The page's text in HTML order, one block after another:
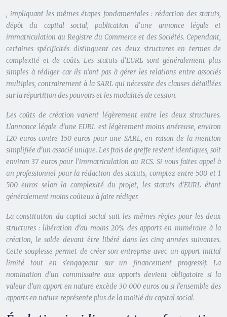
, impliquant les mêmes étapes fondamentales : rédaction des statuts,
dépôt du capital social, publication d’une annonce légale et
immatriculation au Registre du Commerce et des Sociétés. Cependant,
certaines spécificités distinguent ces deux structures en termes de
complexité et de coûts. Les statuts d’EURL sont généralement plus
simples à rédiger car ils n’ont pas à gérer les relations entre associés
multiples, contrairement à la SARL qui nécessite des clauses détaillées
sur la répartition des pouvoirs et les modalités de cession.
Les coûts de création varient légèrement entre les deux structures.
L’annonce légale d’une EURL est légèrement moins onéreuse, environ
120 euros contre 150 euros pour une SARL, en raison de la mention
simplifiée d’un associé unique. Les frais de greffe restent identiques, soit
environ 37 euros pour l’immatriculation au RCS. Si vous faites appel à
un professionnel pour la rédaction des statuts, comptez entre 500 et 1
500 euros selon la complexité du projet, les statuts d’EURL étant
généralement moins coûteux à faire rédiger.
La constitution du capital social suit les mêmes règles pour les deux
structures : libération d’au moins 20% des apports en numéraire à la
création, le solde devant être libéré dans les cinq années suivantes.
Cette souplesse permet de créer son entreprise avec un apport initial
limité tout en s’engageant sur un financement progressif. La
nomination d’un commissaire aux apports devient obligatoire si la
valeur d’un apport en nature excède 30 000 euros ou si l’ensemble des
apports en nature représente plus de la moitié du capital social.